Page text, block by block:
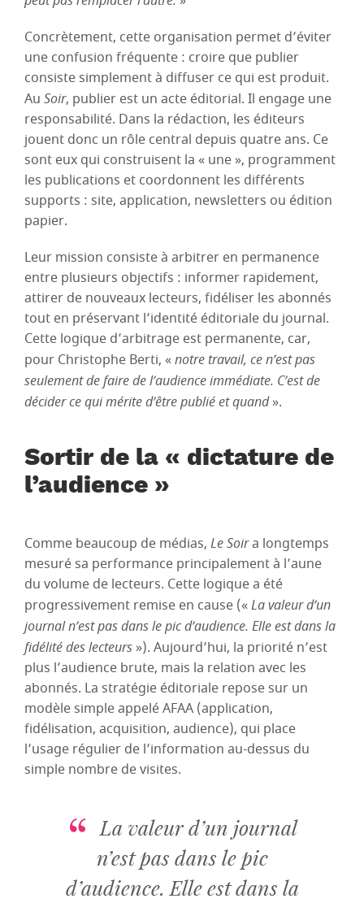
Concrètement, cette organisation permet d’éviter
une confusion fréquente : croire que publier
consiste simplement à diffuser ce qui est produit.
Au Soir, publier est un acte éditorial. Il engage une
responsabilité. Dans la rédaction, les éditeurs
jouent donc un rôle central depuis quatre ans. Ce
sont eux qui construisent la « une », programment
les publications et coordonnent les différents
supports : site, application, newsletters ou édition
papier.
Leur mission consiste à arbitrer en permanence
entre plusieurs objectifs : informer rapidement,
attirer de nouveaux lecteurs, fidéliser les abonnés
tout en préservant l’identité éditoriale du journal.
Cette logique d’arbitrage est permanente, car,
pour Christophe Berti, «notre travail, ce n’est pas
seulement de faire de l’audience immédiate. C’est de
décider ce qui mérite d’être publié et quand».
Sortir de la « dictature de
l’audience »
Comme beaucoup de médias, Le Soira longtemps
mesuré sa performance principalement à l’aune
du volume de lecteurs. Cette logique a été
progressivement remise en cause («La valeur d’un
journal n’est pas dans le pic d’audience. Elle est dans la
fidélité des lecteurs »). Aujourd’hui, la priorité n’est
plus l’audience brute, mais la relation avec les
abonnés. La stratégie éditoriale repose sur un
modèle simple appelé AFAA (application,
fidélisation, acquisition, audience), qui place
l’usage régulier de l’information au-dessus du
simple nombre de visites.
La valeur d’un journal
n’est pas dans le pic
d’audience. Elle est dans la